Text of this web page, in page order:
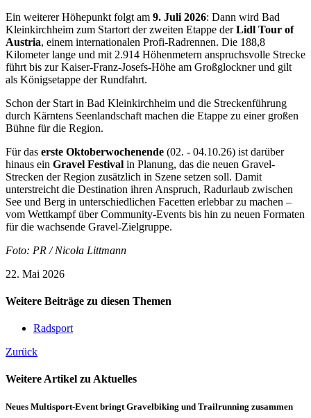
Ein weiterer Höhepunkt folgt am 9. Juli 2026: Dann wird Bad
Kleinkirchheim zum Startort der zweiten Etappe derLidl Tour of
Austria, einem internationalen Profi-Radrennen. Die 188,8
Kilometer lange und mit 2.914 Höhenmetern anspruchsvolle Strecke
führt bis zur Kaiser-Franz-Josefs-Höhe am Großglockner und gilt
als Königsetappe der Rundfahrt.
Schon der Start in Bad Kleinkirchheim und die Streckenführung
durch Kärntens Seenlandschaft machen die Etappe zu einer großen
Bühne für die Region.
Für das erste Oktoberwochenende (02. - 04.10.26) ist darüber
hinaus ein Gravel Festival in Planung, das die neuen Gravel-
Strecken der Region zusätzlich in Szene setzen soll. Damit
unterstreicht die Destination ihren Anspruch, Radurlaub zwischen
See und Berg in unterschiedlichen Facetten erlebbar zu machen –
vom Wettkampf über Community-Events bis hin zu neuen Formaten
für die wachsende Gravel-Zielgruppe.
Foto: PR / Nicola Littmann
22. Mai 2026
Weitere Beiträge zu diesen Themen
Radsport
Zurück
Weitere Artikel zu Aktuelles
Neues Multisport-Event bringt Gravelbiking und Trailrunning zusammen